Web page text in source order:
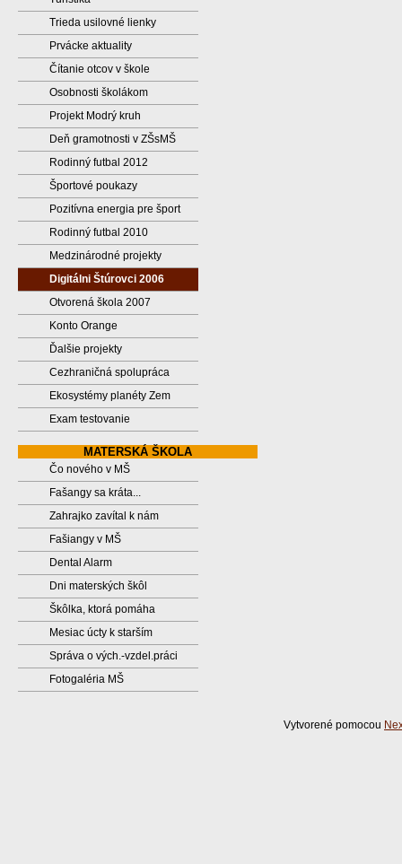
Trieda usilovné lienky
Prvácke aktuality
Čítanie otcov v škole
Osobnosti školákom
Projekt Modrý kruh
Deň gramotnosti v ZŠsMŠ
Rodinný futbal 2012
Športové poukazy
Pozitívna energia pre šport
Rodinný futbal 2010
Medzinárodné projekty
Digitálni Štúrovci 2006
Otvorená škola 2007
Konto Orange
Ďalšie projekty
Cezhraničná spolupráca
Ekosystémy planéty Zem
Exam testovanie
MATERSKÁ ŠKOLA
Čo nového v MŠ
Fašangy sa kráta...
Zahrajko zavítal k nám
Fašiangy v MŠ
Dental Alarm
Dni materských škôl
Škôlka, ktorá pomáha
Mesiac úcty k starším
Správa o vých.-vzdel.práci
Fotogaléria MŠ
Vytvorené pomocou